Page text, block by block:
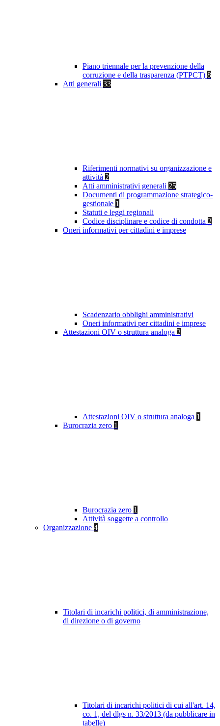
Piano triennale per la prevenzione della
corruzione e della trasparenza (PTPCT) 8
Atti generali 33
Riferimenti normativi su organizzazione e
attività 2
Atti amministrativi generali 25
Documenti di programmazione strategico-
gestionale 1
Statuti e leggi regionali
Codice disciplinare e codice di condotta 2
Oneri informativi per cittadini e imprese
Scadenzario obblighi amministrativi
Oneri informativi per cittadini e imprese
Attestazioni OIV o struttura analoga 2
Attestazioni OIV o struttura analoga 1
Burocrazia zero 1
Burocrazia zero 1
Attività soggette a controllo
Organizzazione 4
Titolari di incarichi politici, di amministrazione,
di direzione o di governo
Titolari di incarichi politici di cui all'art. 14,
co. 1, del dlgs n. 33/2013 (da pubblicare in
tabelle)